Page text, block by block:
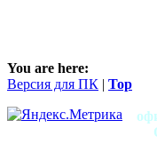
You are here:
Версия для ПК | Top